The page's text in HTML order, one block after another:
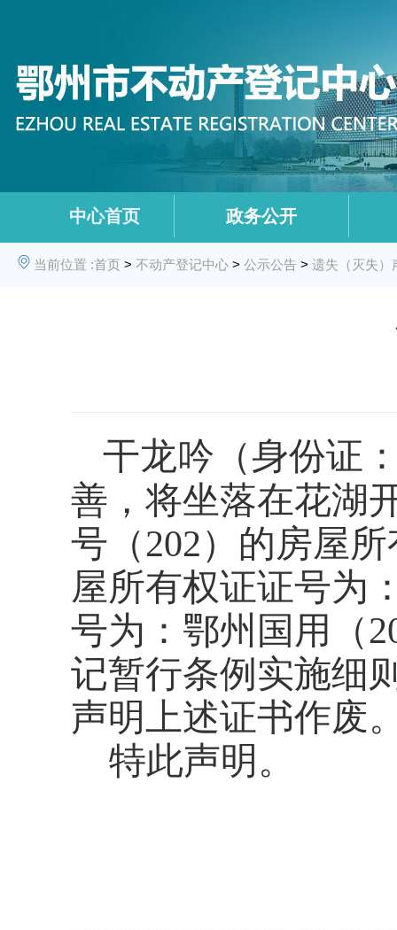
中心首页 政务公开
当前位置 :首页 > 不动产登记中心 > 公示公告 > 遗失（灭失）
干龙吟 （身份证
善，将坐落在花湖
号（202） 的房屋
屋所有权证证号为
号为： 鄂州国用（
记暂行条例实施细
声明上述证书作废
特此声明。